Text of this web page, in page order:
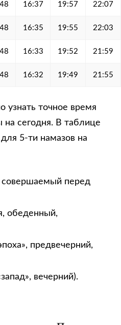
16:37 19:57 22:07
16:35 19:55 22:03
16:33 19:52 21:59
16:32 19:49 21:55
точное время
на сегодня. В таблице
5-ти намазов на
перед
обеденный,
предвечерний,
вечерний).